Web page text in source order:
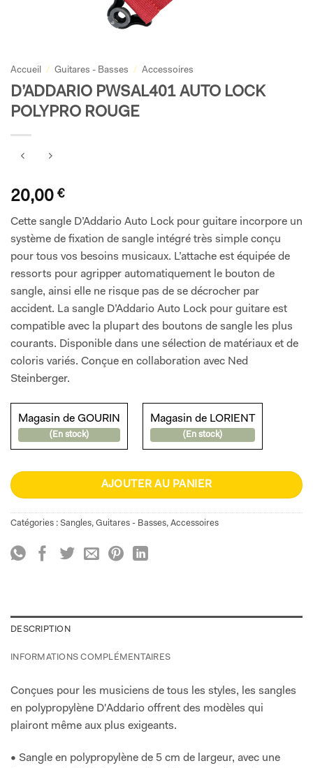
Accueil / Guitares - Basses / Accessoires
D’ADDARIO PWSAL401 AUTO LOCK
POLYPRO ROUGE
20,00 €
Cette sangle D’Addario Auto Lock pour guitare incorpore un
système de fixation de sangle intégré très simple conçu
pour tous vos besoins musicaux. L’attache est équipée de
ressorts pour agripper automatiquement le bouton de
sangle, ainsi elle ne risque pas de se décrocher par
accident. La sangle D’Addario Auto Lock pour guitare est
compatible avec la plupart des boutons de sangle les plus
courants. Disponible dans une sélection de matériaux et de
coloris variés. Conçue en collaboration avec Ned
Steinberger.
Magasin de GOURIN
(En stock)
Magasin de LORIENT
(En stock)
AJOUTER AU PANIER
Catégories : Sangles, Guitares - Basses, Accessoires
DESCRIPTION
INFORMATIONS COMPLÉMENTAIRES
Conçues pour les musiciens de tous les styles, les sangles
en polypropylène D'Addario offrent des modèles qui
plairont même aux plus exigeants.
• Sangle en polypropylène de 5 cm de largeur, avec une